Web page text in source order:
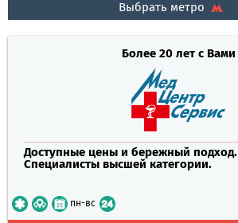
Выбрать метро
Более 20 лет с Вами
Доступные цены и бережный подход.
Специалисты высшей категории.
пн-вс